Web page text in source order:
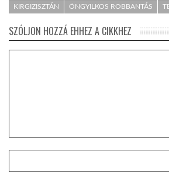
KIRGIZISZTÁN
ÖNGYILKOS ROBBANTÁS
SZÓLJON HOZZÁ EHHEZ A CIKKHEZ